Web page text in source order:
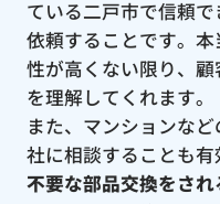
ている二戸市で信頼
依頼することです。
性が高くない限り、
を理解してくれます。
また、マンションな
社に相談することも有
不要な部品交換をさ